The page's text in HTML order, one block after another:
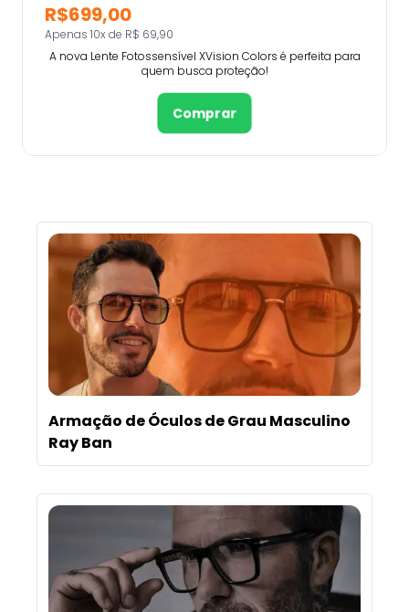
R$699,00
Apenas 10x de R$ 69,90
A nova Lente Fotossensível XVision Colors é perfeita para
quem busca proteção!
Comprar
Armação de Óculos de Grau Masculino
Ray Ban